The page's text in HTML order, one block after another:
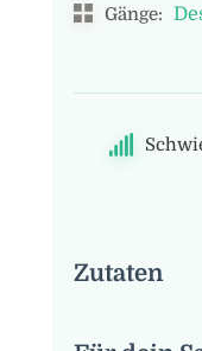
Gänge:
Zutaten